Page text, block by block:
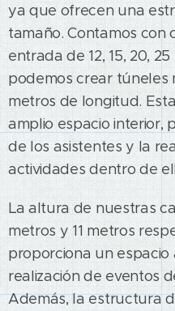
ya que ofrecen una
tamaño. Contamos con
entrada de 12, 15, 20,
podemos crear túneles
metros de longitud.
amplio espacio interior,
de los asistentes y la
actividades dentro de
La altura de nuestras
metros y 11 metros
proporciona un
realización de eventos
Además, la estructura